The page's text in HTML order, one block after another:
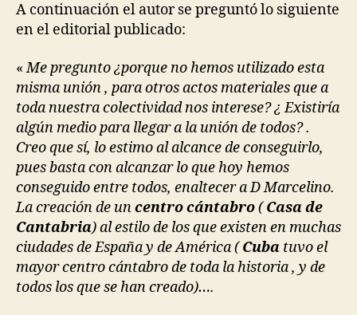
A continuación el autor se preguntó lo siguiente
en el editorial publicado:
«Me pregunto ¿porque no hemos utilizado esta
misma unión , para otros actos materiales que a
toda nuestra colectividad nos interese? ¿ Existiría
algún medio para llegar a la unión de todos? .
Creo que sí, lo estimo al alcance de conseguirlo,
pues basta con alcanzar lo que hoy hemos
conseguido entre todos, enaltecer a D Marcelino.
La creación de uncentro cántabro(Casa de
Cantabria) al estilo de los que existen en muchas
ciudades de España y de América (Cuba tuvo el
mayor centro cántabro de toda la historia , y de
todos los que se han creado)….